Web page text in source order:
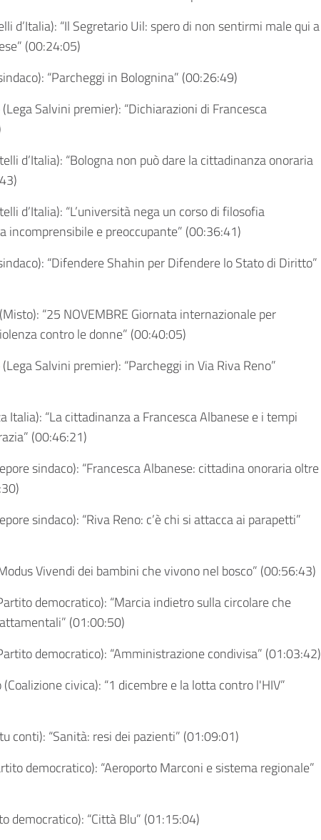
d’Italia): “Il Segretario Uil: spero di non sentirmi male qui a
(00:24:05)
“Parcheggi in Bolognina” (00:26:49)
Salvini premier): “Dichiarazioni di Francesca
d’Italia): “Bologna non può dare la cittadinanza onoraria
)
d’Italia): “L’università nega un corso di filosofia
incomprensibile e preoccupante” (00:36:41)
“Difendere Shahin per Difendere lo Stato di Diritto”
“25 NOVEMBRE Giornata internazionale per
contro le donne” (00:40:05)
Salvini premier): “Parcheggi in Via Riva Reno”
Italia): “La cittadinanza a Francesca Albanese e i tempi
(00:46:21)
sindaco): “Francesca Albanese: cittadina onoraria oltre
)
sindaco): “Riva Reno: c’è chi si attacca ai parapetti”
Vivendi dei bambini che vivono nel bosco” (00:56:43)
democratico): “Marcia indietro sulla circolare che
(01:00:50)
democratico): “Amministrazione condivisa” (01:03:42)
civica): “1 dicembre e la lotta contro l'HIV”
conti): “Sanità: resi dei pazienti” (01:09:01)
democratico): “Aeroporto Marconi e sistema regionale”
democratico): “Città Blu” (01:15:04)